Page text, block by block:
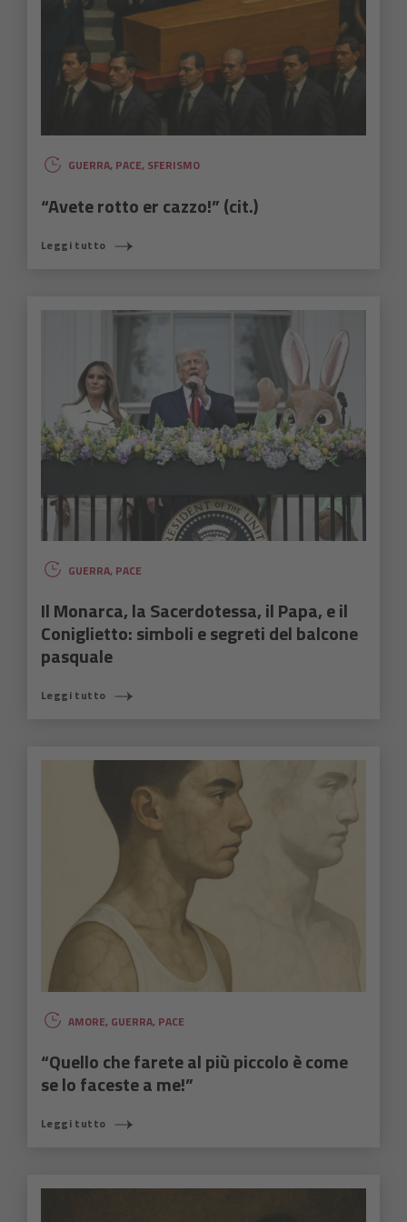
GUERRA, PACE, SFERISMO
“Avete rotto er cazzo!” (cit.)
Leggi tutto
GUERRA, PACE
Il Monarca, la Sacerdotessa, il Papa, e il
Coniglietto: simboli e segreti del balcone
pasquale
Leggi tutto
AMORE, GUERRA, PACE
“Quello che farete al più piccolo è come
se lo faceste a me!”
Leggi tutto